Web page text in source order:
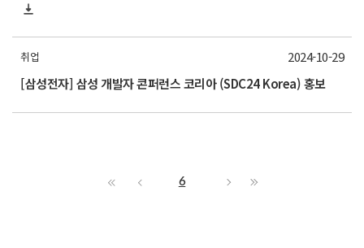
취업
[삼성전자] 삼성 개발자 콘퍼런스 코리아 (SDC24 Korea) 홍보
2024-10-29
6